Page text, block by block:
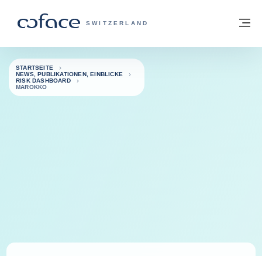
COFACE FOR TRADE - WEBSEITE DER
SWITZERLAND
Zurück zur Startseite
STARTSEITE
NEWS, PUBLIKATIONEN, EINBLICKE
RISK DASHBOARD
MAROKKO